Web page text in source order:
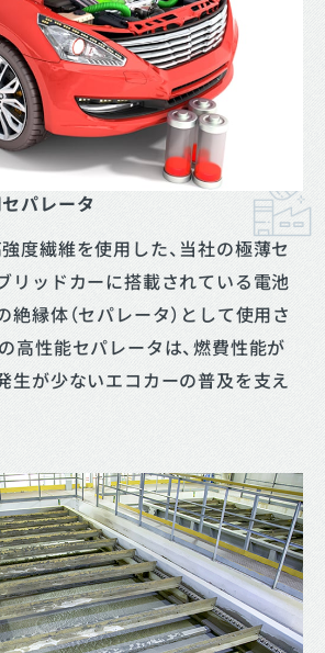
パレータ
度繊維を使用した、当社の極薄セ
リッドカーに搭載されている電池
絶縁体（セパレータ）として使用さ
高性能セパレータは、燃費性能が
生が少ないエコカーの普及を支え